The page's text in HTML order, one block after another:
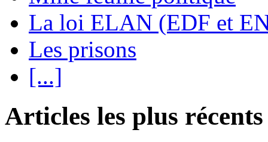
La loi ELAN (EDF et
Les prisons
[...]
Articles les plus récents